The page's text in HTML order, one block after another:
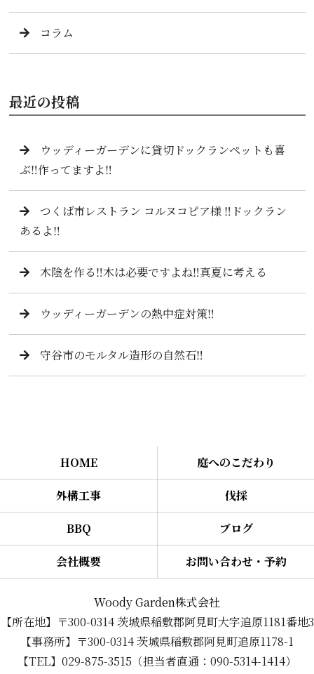
コラム
最近の投稿
ウッディーガーデンに貸切ドックランペットも喜
ぶ‼️作ってますよ‼️
つくば市レストラン コルヌコピア様 ‼️ドックラン
あるよ‼️
木陰を作る‼️木は必要ですよね‼️真夏に考える
ウッディーガーデンの熱中症対策‼️
守谷市のモルタル造形の自然石‼️
HOME 庭へのこだわり
外構工事 伐採
BBQ ブログ
会社概要 お問い合わせ・予約
Woody Garden株式会社
【所在地】〒300-0314 茨城県稲敷郡阿見町大字追原1181番地3
【事務所】〒300-0314 茨城県稲敷郡阿見町追原1178-1
【TEL】029-875-3515（担当者直通：090-5314-1414）